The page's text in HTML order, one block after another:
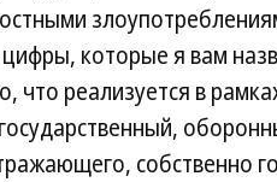
которые я вам
что реализуется в
собственно